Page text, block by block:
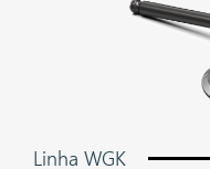
Linha WGK